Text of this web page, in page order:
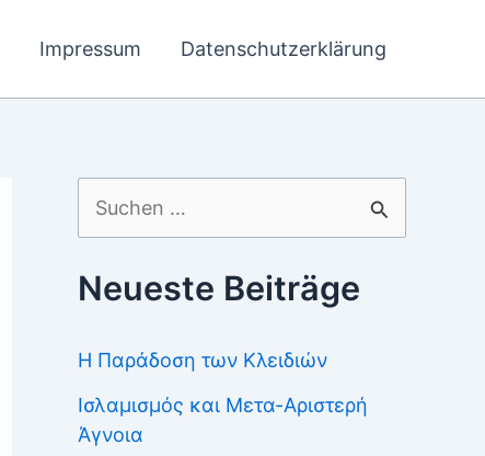
Impressum Datenschutzerklärung
Suchen
nach:
Neueste Beiträge
Η Παράδοση των Κλειδιών
Ισλαμισμός και Μετα-Αριστερή
Άγνοια